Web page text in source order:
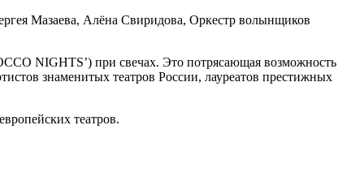
Мазаева, Алёна Свиридова, Оркестр волынщиков
NIGHTS’) при свечах. Это потрясающая возможность
знаменитых театров России, лауреатов престижных
театров.